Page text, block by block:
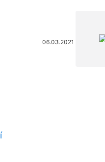
06.03.2021